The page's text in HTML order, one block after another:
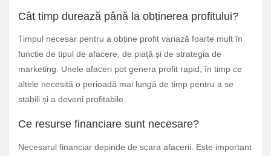
Cât timp durează până la obținerea profitului?
Timpul necesar pentru a obține profit variază foarte mult în
funcție de tipul de afacere, de piață și de strategia de
marketing. Unele afaceri pot genera profit rapid, în timp ce
altele necesită o perioadă mai lungă de timp pentru a se
stabili și a deveni profitabile.
Ce resurse financiare sunt necesare?
Necesarul financiar depinde de scara afacerii. Este important